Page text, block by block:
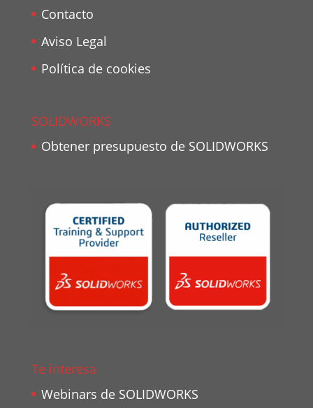
Contacto
Aviso Legal
Política de cookies
SOLIDWORKS
Obtener presupuesto de SOLIDWORKS
Te interesa
Webinars de SOLIDWORKS